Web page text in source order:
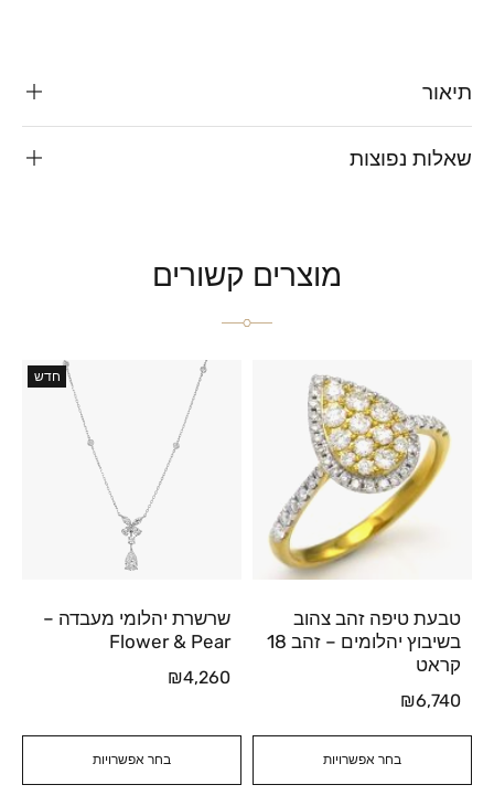
תיאור
שאלות נפוצות
מוצרים קשורים
בחר אפשרויות
טבעת טיפה זהב צהוב
בשיבוץ יהלומים – זהב 18
קראט
₪6,740
חדש
בחר אפשרויות
שרשרת יהלומי מעבדה –
Flower & Pear
₪4,260